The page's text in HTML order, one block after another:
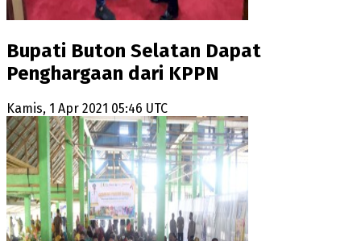
Bupati Buton Selatan Dapat
Penghargaan dari KPPN
Kamis, 1 Apr 2021 05:46 UTC